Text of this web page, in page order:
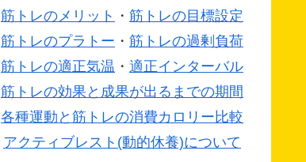
筋トレのメリット ・ 筋トレの目標設定
筋トレのプラトー ・ 筋トレの過剰負荷
筋トレの適正気温 ・ 適正インターバル
筋トレの効果と成果が出るまでの期間
各種運動と筋トレの消費カロリー比較
アクティブレスト(動的休養)について